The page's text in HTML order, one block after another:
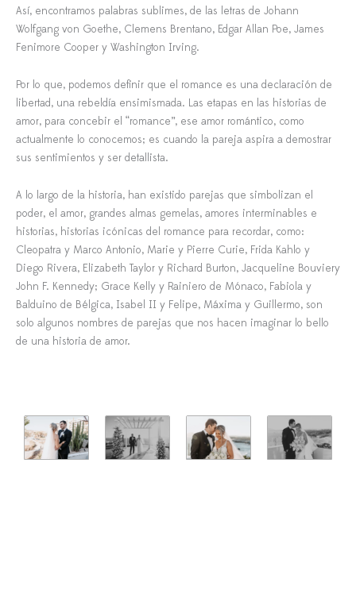
Así, encontramos palabras sublimes, de las letras de Johann
Wolfgang von Goethe, Clemens Brentano, Edgar Allan Poe, James
Fenimore Cooper y Washington Irving.
Por lo que, podemos definir que el romance es una declaración de
libertad, una rebeldía ensimismada. Las etapas en las historias de
amor, para concebir el “romance”, ese amor romántico, como
actualmente lo conocemos; es cuando la pareja aspira a demostrar
sus sentimientos y ser detallista.
A lo largo de la historia, han existido parejas que simbolizan el
poder, el amor, grandes almas gemelas, amores interminables e
historias, historias icónicas del romance para recordar, como:
Cleopatra y Marco Antonio, Marie y Pierre Curie, Frida Kahlo y
Diego Rivera, Elizabeth Taylor y Richard Burton, Jacqueline Bouviery
John F. Kennedy; Grace Kelly y Rainiero de Mónaco, Fabiola y
Balduino de Bélgica, Isabel II y Felipe, Máxima y Guillermo, son
solo algunos nombres de parejas que nos hacen imaginar lo bello
de una historia de amor.